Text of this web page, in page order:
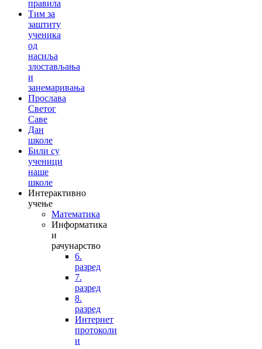
правила
Тим за
заштиту
ученика
од
насиља
злостављања
и
занемаривања
Прослава
Светог
Саве
Дан
школе
Били су
ученици
наше
школе
Интерактивно
учење
Математика
Информатика
и
рачунарство
6.
разред
7.
разред
8.
разред
Интернет
протоколи
и